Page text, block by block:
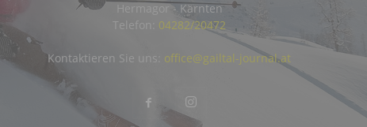
Hermagor - Kärnten
Telefon: 04282/20472
Kontaktieren Sie uns: office@gailtal-journal.at